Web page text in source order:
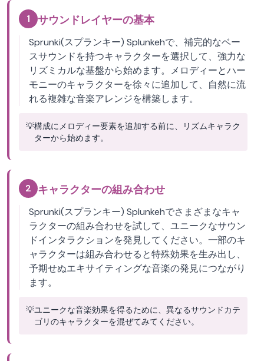
1 サウンドレイヤーの基本
Sprunki(スプランキー) Splunkehで、補完的なベー
スサウンドを持つキャラクターを選択して、強力な
リズミカルな基盤から始めます。メロディーとハー
モニーのキャラクターを徐々に追加して、自然に流
れる複雑な音楽アレンジを構築します。
💡構成にメロディー要素を追加する前に、リズムキャラク
ターから始めます。
2 キャラクターの組み合わせ
Sprunki(スプランキー) Splunkehでさまざまなキャ
ラクターの組み合わせを試して、ユニークなサウン
ドインタラクションを発見してください。一部のキ
ャラクターは組み合わせると特殊効果を生み出し、
予期せぬエキサイティングな音楽の発見につながり
ます。
💡ユニークな音楽効果を得るために、異なるサウンドカテ
ゴリのキャラクターを混ぜてみてください。